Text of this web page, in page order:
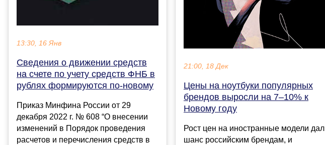
13:30, 16 Янв
Сведения о движении средств
на счете по учету средств ФНБ в
рублях формируются по-новому
Приказ Минфина России от 29
декабря 2022 г. № 608 “О внесении
изменений в Порядок проведения
расчетов и перечисления средств в
21:00, 18 Дек
Цены на ноутбуки популярных
брендов выросли на 7–10% к
Новому году
Рост цен на иностранные модели дал
шанс российским брендам, и